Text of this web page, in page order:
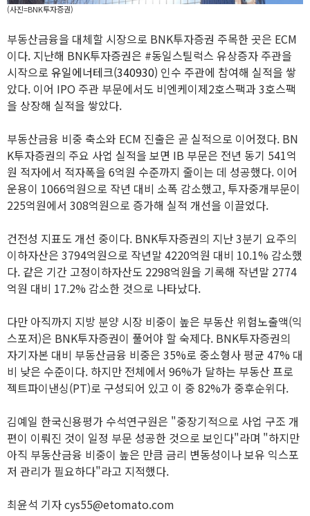
(사진=BNK투자증권)
부동산금융을 대체할 시장으로 BNK투자증권 주목한 곳은 ECM
이다. 지난해 BNK투자증권은 #동일스틸럭스 유상증자 주관을
시작으로 유일에너테크(340930) 인수 주관에 참여해 실적을 쌓
았다. 이어 IPO 주관 부문에서도 비엔케이제2호스팩과 3호스팩
을 상장해 실적을 쌓았다.
부동산금융 비중 축소와 ECM 진출은 곧 실적으로 이어졌다. BN
K투자증권의 주요 사업 실적을 보면 IB 부문은 전년 동기 541억
원 적자에서 적자폭을 6억원 수준까지 줄이는 데 성공했다. 이어
운용이 1066억원으로 작년 대비 소폭 감소했고, 투자중개부문이
225억원에서 308억원으로 증가해 실적 개선을 이끌었다.
건전성 지표도 개선 중이다. BNK투자증권의 지난 3분기 요주의
이하자산은 3794억원으로 작년말 4220억원 대비 10.1% 감소했
다. 같은 기간 고정이하자산도 2298억원을 기록해 작년말 2774
억원 대비 17.2% 감소한 것으로 나타났다.
다만 아직까지 지방 분양 시장 비중이 높은 부동산 위험노출액(익
스포저)은 BNK투자증권이 풀어야 할 숙제다. BNK투자증권의
자기자본 대비 부동산금융 비중은 35%로 중소형사 평균 47% 대
비 낮은 수준이다. 하지만 전체에서 96%가 달하는 부동산 프로
젝트파이낸싱(PT)로 구성되어 있고 이 중 82%가 중후순위다.
김예일 한국신용평가 수석연구원은 "중장기적으로 사업 구조 개
편이 이뤄진 것이 일정 부문 성공한 것으로 보인다"라며 "하지만
아직 부동산금융 비중이 높은 만큼 금리 변동성이나 보유 익스포
저 관리가 필요하다"라고 지적했다.
최윤석 기자 cys55@etomato.com